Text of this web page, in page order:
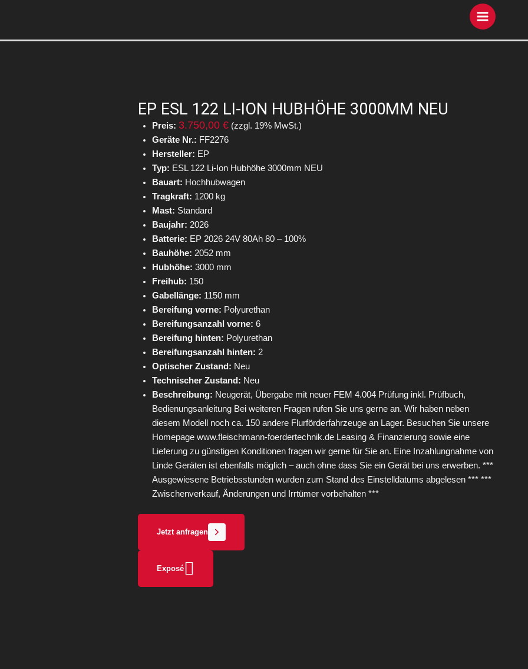
EP ESL 122 LI-ION HUBHÖHE 3000MM NEU
Preis: 3.750,00 €(zzgl. 19% MwSt.)
Geräte Nr.: FF2276
Hersteller: EP
Typ: ESL 122 Li-Ion Hubhöhe 3000mm NEU
Bauart: Hochhubwagen
Tragkraft: 1200 kg
Mast: Standard
Baujahr: 2026
Batterie: EP 2026 24V 80Ah 80 – 100%
Bauhöhe: 2052 mm
Hubhöhe: 3000 mm
Freihub: 150
Gabellänge: 1150 mm
Bereifung vorne: Polyurethan
Bereifungsanzahl vorne: 6
Bereifung hinten: Polyurethan
Bereifungsanzahl hinten: 2
Optischer Zustand: Neu
Technischer Zustand: Neu
Beschreibung: Neugerät, Übergabe mit neuer FEM 4.004 Prüfung inkl. Prüfbuch,
Bedienungsanleitung Bei weiteren Fragen rufen Sie uns gerne an. Wir haben neben
diesem Modell noch ca. 150 andere Flurförderfahrzeuge an Lager. Besuchen Sie unsere
Homepage www.fleischmann-foerdertechnik.de Leasing & Finanzierung sowie eine
Lieferung zu günstigen Konditionen fragen wir gerne für Sie an. Eine Inzahlungnahme von
Linde Geräten ist ebenfalls möglich – auch ohne dass Sie ein Gerät bei uns erwerben. ***
Ausgewiesene Betriebsstunden wurden zum Stand des Einstelldatums abgelesen *** ***
Zwischenverkauf, Änderungen und Irrtümer vorbehalten ***
Jetzt anfragen
Exposé